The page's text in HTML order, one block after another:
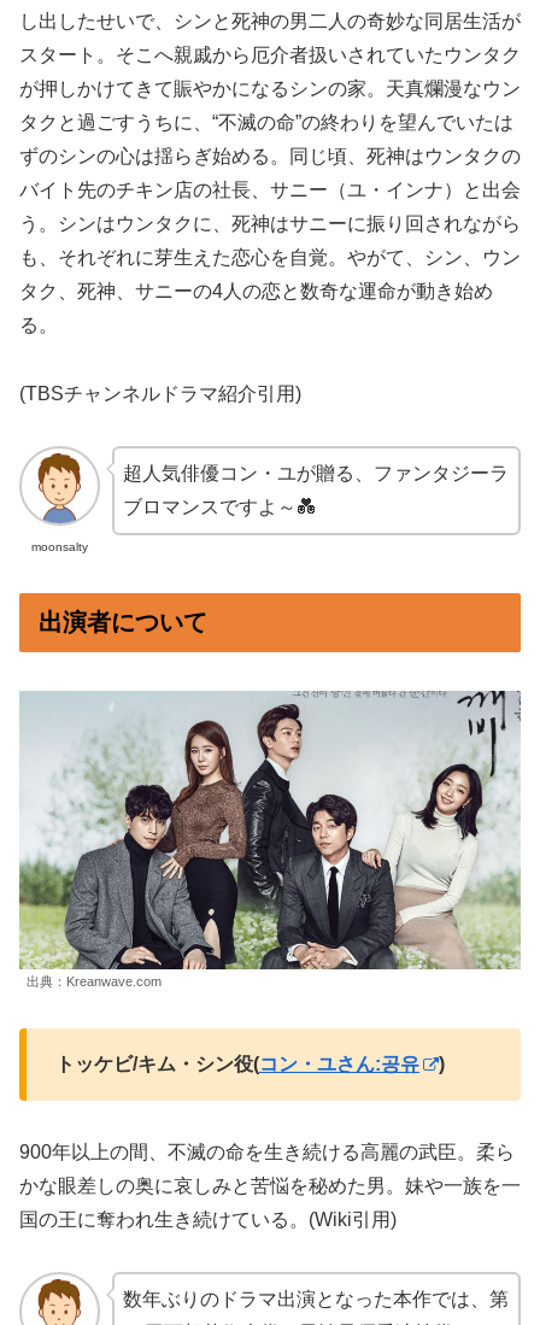
し出したせいで、シンと死神の男二人の奇妙な同居生活が
スタート。そこへ親戚から厄介者扱いされていたウンタク
が押しかけてきて賑やかになるシンの家。天真爛漫なウン
タクと過ごすうちに、“不滅の命”の終わりを望んでいたは
ずのシンの心は揺らぎ始める。同じ頃、死神はウンタクの
バイト先のチキン店の社長、サニー（ユ・インナ）と出会
う。シンはウンタクに、死神はサニーに振り回されながら
も、それぞれに芽生えた恋心を自覚。やがて、シン、ウン
タク、死神、サニーの4人の恋と数奇な運命が動き始め
る。
(TBSチャンネルドラマ紹介引用)
moonsalty
超人気俳優コン・ユが贈る、ファンタジーラ
ブロマンスですよ～💑
出演者について
出典：Kreanwave.com
トッケビ/キム・シン役(コン・ユさん:공유 )
900年以上の間、不滅の命を生き続ける高麗の武臣。柔ら
かな眼差しの奥に哀しみと苦悩を秘めた男。妹や一族を一
国の王に奪われ生き続けている。(Wiki引用)
数年ぶりのドラマ出演となった本作では、第